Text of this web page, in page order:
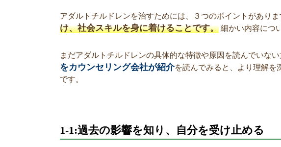
アダルトチルドレンを治すためには、３つのポイントがありま
け、社会スキルを身に着けることです。 細かい内容につ
まだアダルトチルドレンの具体的な特徴や原因を読んでいない
をカウンセリング会社が紹介を読んでみると、より理解を
です。
1-1:過去の影響を知り、自分を受け止める